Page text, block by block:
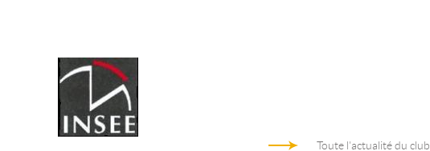
Toute l'actualité du club